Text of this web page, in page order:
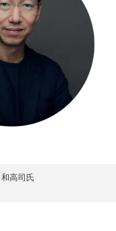
高司氏